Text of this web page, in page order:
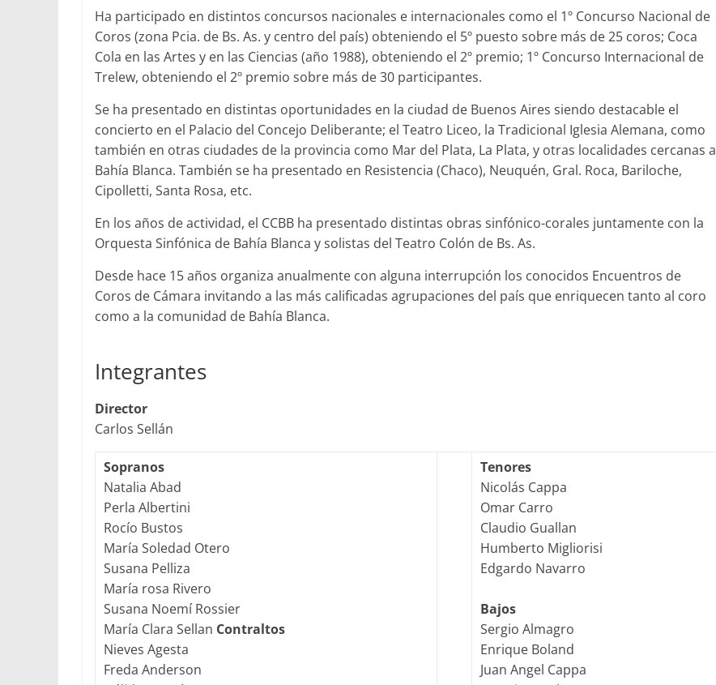
Ha participado en distintos concursos nacionales e internacionales como el 1º Concurso Nacional de
Coros (zona Pcia. de Bs. As. y centro del país) obteniendo el 5º puesto sobre más de 25 coros; Coca
Cola en las Artes y en las Ciencias (año 1988), obteniendo el 2º premio; 1º Concurso Internacional de
Trelew, obteniendo el 2º premio sobre más de 30 participantes.
Se ha presentado en distintas oportunidades en la ciudad de Buenos Aires siendo destacable el
concierto en el Palacio del Concejo Deliberante; el Teatro Liceo, la Tradicional Iglesia Alemana, como
también en otras ciudades de la provincia como Mar del Plata, La Plata, y otras localidades cercanas a
Bahía Blanca. También se ha presentado en Resistencia (Chaco), Neuquén, Gral. Roca, Bariloche,
Cipolletti, Santa Rosa, etc.
En los años de actividad, el CCBB ha presentado distintas obras sinfónico-corales juntamente con la
Orquesta Sinfónica de Bahía Blanca y solistas del Teatro Colón de Bs. As.
Desde hace 15 años organiza anualmente con alguna interrupción los conocidos Encuentros de
Coros de Cámara invitando a las más calificadas agrupaciones del país que enriquecen tanto al coro
como a la comunidad de Bahía Blanca.
Integrantes
Director
Carlos Sellán
Sopranos
Natalia Abad
Perla Albertini
Rocío Bustos
María Soledad Otero
Susana Pelliza
María rosa Rivero
Susana Noemí Rossier
María Clara Sellan Contraltos
Nieves Agesta
Freda Anderson
Tenores
Nicolás Cappa
Omar Carro
Claudio Guallan
Humberto Migliorisi
Edgardo Navarro
Bajos
Sergio Almagro
Enrique Boland
Juan Angel Cappa